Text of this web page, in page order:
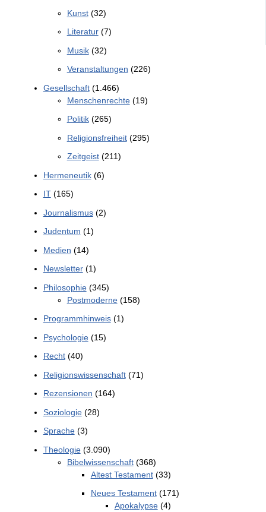
Kunst(32)
Literatur(7)
Musik(32)
Veranstaltungen (226)
Gesellschaft(1.466)
Menschenrechte(19)
Politik(265)
Religionsfreiheit(295)
Zeitgeist(211)
Hermeneutik(6)
IT(165)
Journalismus(2)
Judentum (1)
Medien (14)
Newsletter(1)
Philosophie(345)
Postmoderne(158)
Programmhinweis(1)
Psychologie(15)
Recht(40)
Religionswissenschaft(71)
Rezensionen (164)
Soziologie(28)
Sprache(3)
Theologie(3.090)
Bibelwissenschaft(368)
Altest Testament(33)
Neues Testament(171)
Apokalypse(4)